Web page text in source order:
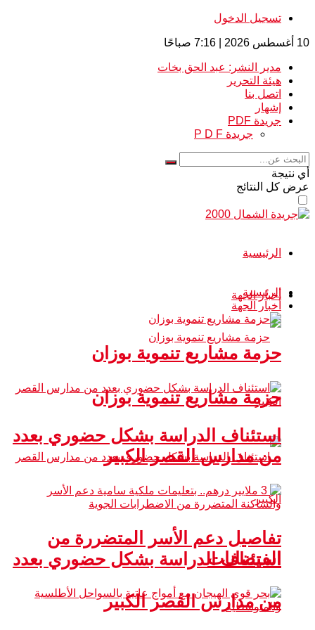
تسجيل الدخول
10 أغسطس 2026 | 7:16 صباحًا
مدير النشر: عبد الحق بخات
هيئة التحرير
اتصل بنا
إشهار
جريدة PDF
جريدة P D F
أي نتيجة
عرض كل النتائج
الرئيسية
أخبار الجهة
حزمة مشاريع تنموية بوزان
استئناف الدراسة بشكل حضوري بعدد
من مدارس القصر الكبير
الرئيسية
أخبار الجهة
حزمة مشاريع تنموية بوزان
استئناف الدراسة بشكل حضوري بعدد
من مدارس القصر الكبير
تفاصيل دعم الأسر المتضررة من
الفيضانات